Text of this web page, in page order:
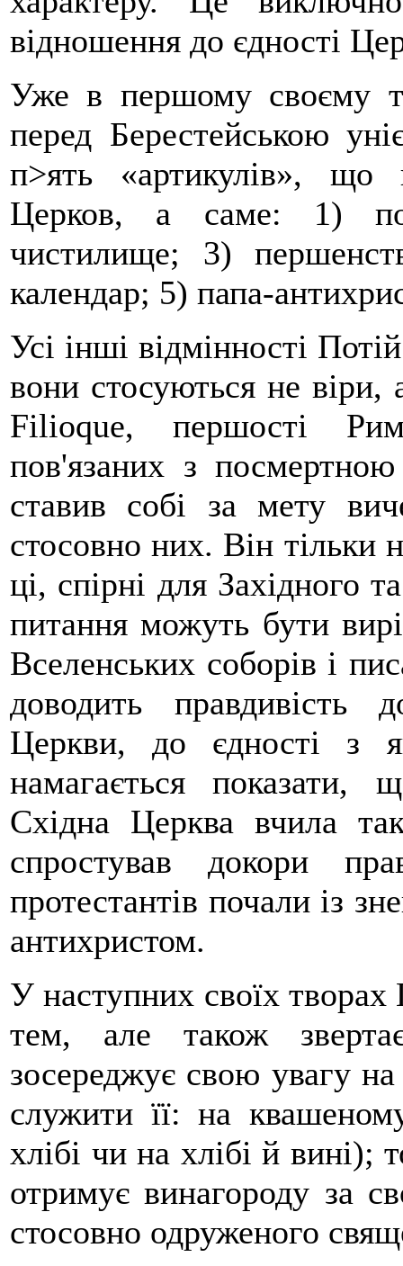
відношення до єдності
Уже в першому своєму
перед Берестейською
п>ять «артикулів», що
Церков, а саме: 1)
чистилище; 3)
календар; 5) папа-
Усі інші відмінності
вони стосуються не віри,
Filioque, першості
пов'язаних з
ставив собі за мету
стосовно них. Він тільки
ці, спірні для Західного
питання можуть бути
Вселенських соборів і
доводить правдивість
Церкви, до єдності з
намагається показати,
Східна Церква вчила
спростував докори
протестантів почали із
антихристом.
У наступних своїх творах
тем, але також
зосереджує свою увагу
служити її: на
хлібі чи на хлібі й вині);
отримує винагороду за
стосовно одруженого